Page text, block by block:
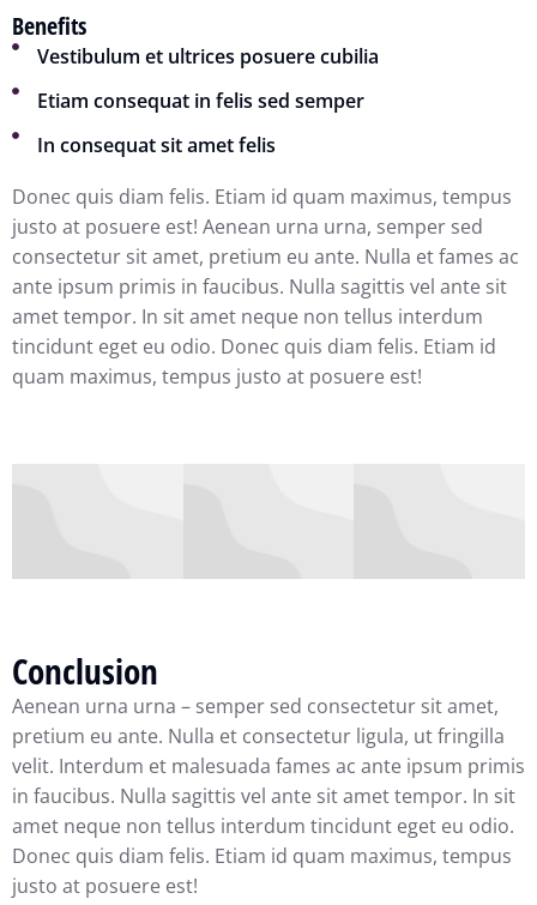
Benefits
Vestibulum et ultrices posuere cubilia
Etiam consequat in felis sed semper
In consequat sit amet felis
Donec quis diam felis. Etiam id quam maximus, tempus
justo at posuere est! Aenean urna urna, semper sed
consectetur sit amet, pretium eu ante. Nulla etfames ac
ante ipsum primis in faucibus. Nulla sagittis vel ante sit
amet tempor. In sit amet neque non tellus interdum
tincidunt eget eu odio. Donec quis diam felis. Etiam id
quam maximus, tempus justo at posuere est!
Conclusion
Aenean urna urna – semper sed consectetur sit amet,
pretium eu ante. Nulla et consectetur ligula, ut fringilla
velit. Interdum et malesuada fames ac ante ipsum primis
in faucibus. Nulla sagittis vel ante sit amet tempor. In sit
amet neque non tellus interdum tincidunt eget eu odio.
Donec quis diam felis. Etiam id quam maximus, tempus
justo at posuere est!